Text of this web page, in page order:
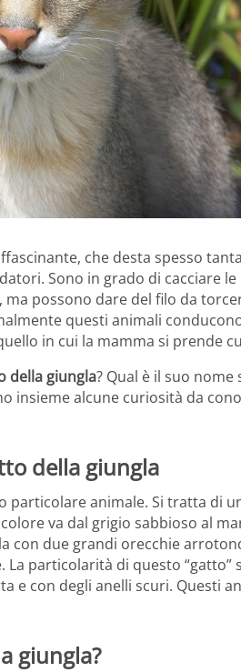
che desta spesso
Sono in grado di cacciare
possono dare del filo da
questi animali
in cui la mamma si prende
della giungla? Qual è il suo nome
insieme alcune curiosità da
della giungla
particolare animale. Si tratta di
va dal grigio sabbioso al
con due grandi orecchie
particolarità di questo “gatto”
e con degli anelli scuri. Questi
giungla?